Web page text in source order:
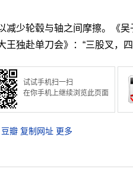
少轮毂与轴之间摩擦。《吴
独赴单刀会》：“三股叉，
试试手机扫一扫
在你手机上继续浏览此页面
豆瓣 复制网址 更多